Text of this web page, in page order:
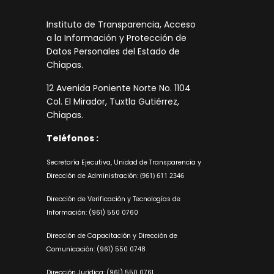
Instituto de Transparencia, Acceso
a la Información y Protección de
Datos Personales del Estado de
Chiapas.
12 Avenida Poniente Norte No. 1104
Col. El Mirador, Tuxtla Gutiérrez,
Chiapas.
Teléfonos :
Secretaría Ejecutiva, Unidad de Transparencia y
Dirección de Administración: (961) 611 2346
Dirección de Verificación y Tecnologías de
Información: (961) 550 0760
Dirección de Capacitación y Dirección de
Comunicación: (961) 550 0748